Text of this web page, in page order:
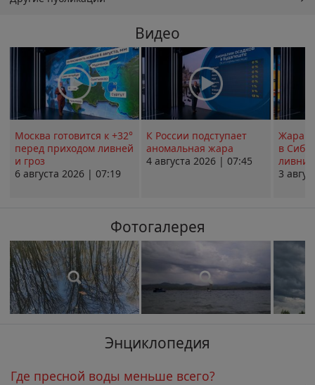
Видео
Москва готовится к +32°
перед приходом ливней
и гроз
6 августа 2026 | 07:19
К России подступает
аномальная жара
4 августа 2026 | 07:45
Жара в
в
ливни
3
Фотогалерея
Энциклопедия
Где пресной воды меньше всего?